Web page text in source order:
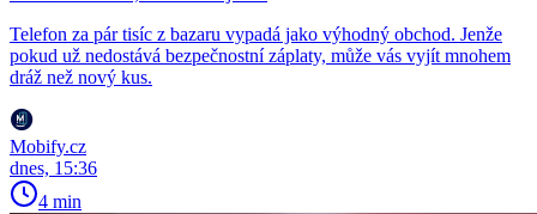
Telefon za pár tisíc z bazaru vypadá jako výhodný obchod. Jenže
pokud už nedostává bezpečnostní záplaty, může vás vyjít mnohem
dráž než nový kus.
Mobify.cz
dnes, 15:36
4 min